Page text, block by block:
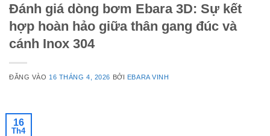
Đánh giá dòng bơm Ebara 3D: Sự kết
hợp hoàn hảo giữa thân gang đúc và
cánh Inox 304
ĐĂNG VÀO 16 THÁNG 4, 2026 BỞI EBARA VINH
16
Th4